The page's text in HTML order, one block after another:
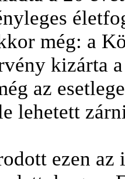
még: a
kizárta
az
lehetett
ezen az